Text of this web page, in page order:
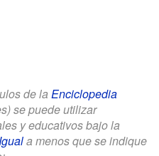
de la Enciclopedia
se puede utilizar
y educativos bajo la
a menos que se indique